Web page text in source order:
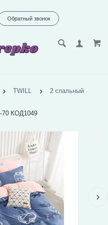
Обратный звонок
TWILL
2 спальный
70 КОД1049